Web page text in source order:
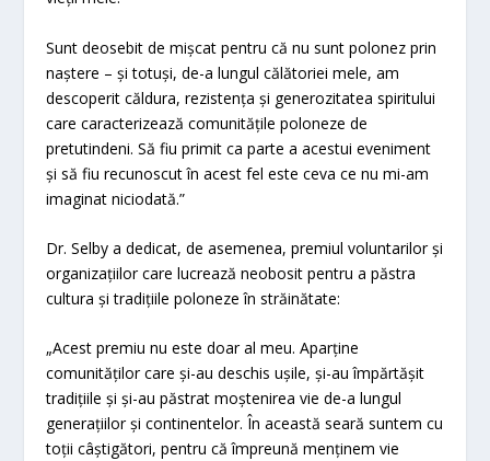
Sunt deosebit de mișcat pentru că nu sunt polonez prin
naștere – și totuși, de-a lungul călătoriei mele, am
descoperit căldura, rezistența și generozitatea spiritului
care caracterizează comunitățile poloneze de
pretutindeni. Să fiu primit ca parte a acestui eveniment
și să fiu recunoscut în acest fel este ceva ce nu mi-am
imaginat niciodată.”
Dr. Selby a dedicat, de asemenea, premiul voluntarilor și
organizațiilor care lucrează neobosit pentru a păstra
cultura și tradițiile poloneze în străinătate:
„Acest premiu nu este doar al meu. Aparține
comunităților care și-au deschis ușile, și-au împărtășit
tradițiile și și-au păstrat moștenirea vie de-a lungul
generațiilor și continentelor. În această seară suntem cu
toții câștigători, pentru că împreună menținem vie